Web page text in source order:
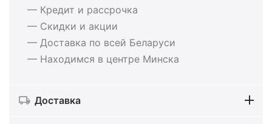
— Кредит и рассрочка
— Скидки и акции
— Доставка по всей Беларуси
— Находимся в центре Минска
Доставка